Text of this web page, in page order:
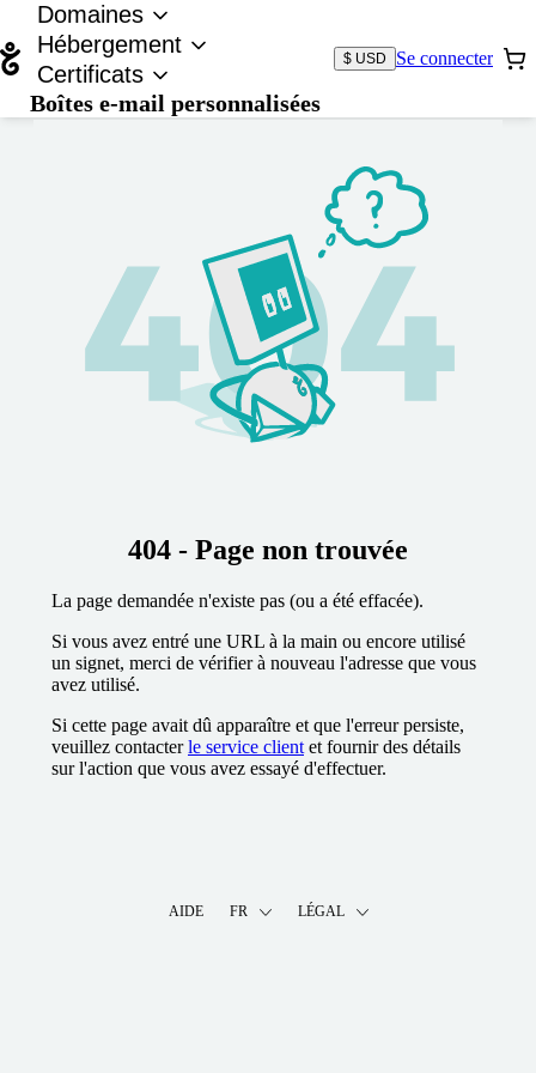
Domaines
Hébergement
Certificats
Boîtes e-mail personnalisées
$ USD Se connecter
404 - Page non trouvée
La page demandée n'existe pas (ou a été effacée).
Si vous avez entré une URL à la main ou encore utilisé
un signet, merci de vérifier à nouveau l'adresse que vous
avez utilisé.
Si cette page avait dû apparaître et que l'erreur persiste,
veuillez contacterle service client et fournir des détails
sur l'action que vous avez essayé d'effectuer.
AIDE FR LÉGAL